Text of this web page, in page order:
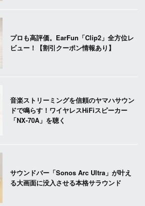
プロも高評価。EarFun「Clip2」全方位レ
ビュー！【割引クーポン情報あり】
音楽ストリーミングを信頼のヤマハサウン
ドで鳴らす！ワイヤレスHiFiスピーカー
「NX-70A」を聴く
サウンドバー「Sonos Arc Ultra」が叶え
る大画面に没入させる本格サラウンド